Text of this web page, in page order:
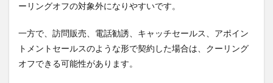
ーリングオフの対象外になりやすいです。
一方で、訪問販売、電話勧誘、キャッチセールス、アポイン
トメントセールスのような形で契約した場合は、クーリング
オフできる可能性があります。